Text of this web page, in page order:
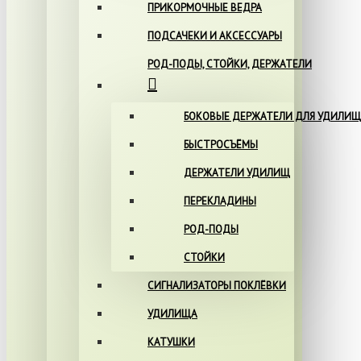
ПРИКОРМОЧНЫЕ ВЕДРА
ПОДСАЧЕКИ И АКСЕССУАРЫ
РОД-ПОДЫ, СТОЙКИ, ДЕРЖАТЕЛИ
БОКОВЫЕ ДЕРЖАТЕЛИ ДЛЯ УДИЛИЩ
БЫСТРОСЪЁМЫ
ДЕРЖАТЕЛИ УДИЛИЩ
ПЕРЕКЛАДИНЫ
РОД-ПОДЫ
СТОЙКИ
СИГНАЛИЗАТОРЫ ПОКЛЁВКИ
УДИЛИЩА
КАТУШКИ